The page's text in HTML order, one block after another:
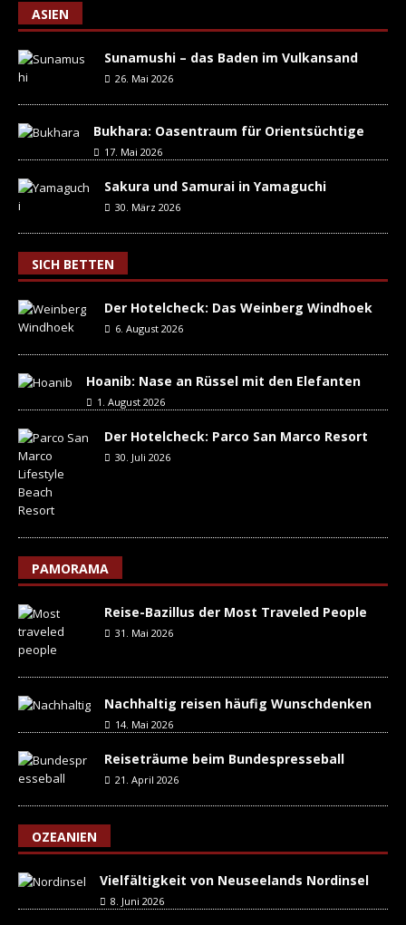
ASIEN
Sunamushi – das Baden im Vulkansand
26. Mai 2026
Bukhara: Oasentraum für Orientsüchtige
17. Mai 2026
Sakura und Samurai in Yamaguchi
30. März 2026
SICH BETTEN
Der Hotelcheck: Das Weinberg Windhoek
6. August 2026
Hoanib: Nase an Rüssel mit den Elefanten
1. August 2026
Der Hotelcheck: Parco San Marco Resort
30. Juli 2026
PAMORAMA
Reise-Bazillus der Most Traveled People
31. Mai 2026
Nachhaltig reisen häufig Wunschdenken
14. Mai 2026
Reiseträume beim Bundespresseball
21. April 2026
OZEANIEN
Vielfältigkeit von Neuseelands Nordinsel
8. Juni 2026